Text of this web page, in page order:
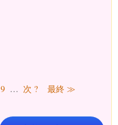
9 … 次 ? 最終 ≫